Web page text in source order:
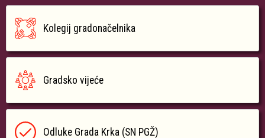
Kolegij gradonačelnika
Gradsko vijeće
Odluke Grada Krka (SN PGŽ)